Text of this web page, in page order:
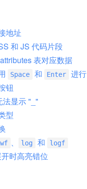
地址
和 JS 代码片段
表对应数据
Space 和 Enter 进行
钮
法显示 "_"
型
、 log 和 logf
时高亮错位